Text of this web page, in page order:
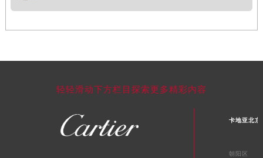
轻轻滑动下方栏目探索更多精彩内容
卡地亚北京
朝阳区